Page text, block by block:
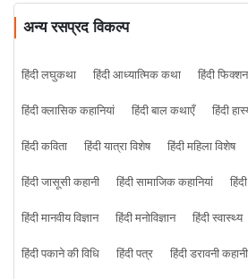
अन्य रसप्रद विकल्प
हिंदी लघुकथा हिंदी आध्यात्मिक कथा हिंदी
हिंदी क्लासिक कहानियां
हिंदी बाल कथाएँ हिंदी
हिंदी कविता
हिंदी यात्रा विशेष हिंदी महिला विशेष
हिंदी जासूसी कहानी
हिंदी सामाजिक कहानियां
हिंदी मानवीय विज्ञान
हिंदी मनोविज्ञान हिंदी स्वास्थ्य
हिंदी पकाने की विधि
हिंदी पत्र हिंदी डरावनी कहानी